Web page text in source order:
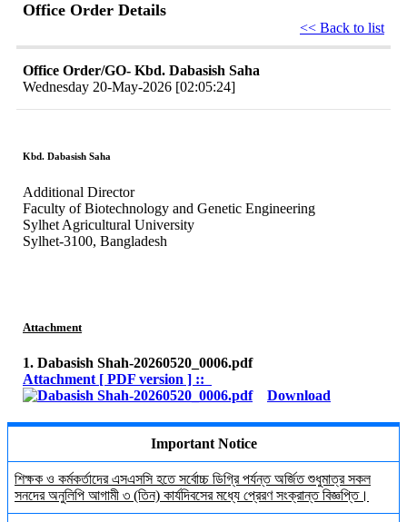
Office Order Details
<< Back to list
Office Order/GO- Kbd. Dabasish Saha
Wednesday 20-May-2026 [02:05:24]
Kbd. Dabasish Saha
Additional Director
Faculty of Biotechnology and Genetic Engineering
Sylhet Agricultural University
Sylhet-3100, Bangladesh
Attachment
1. Dabasish Shah-20260520_0006.pdf
Attachment [ PDF version ] ::
Download
Important Notice
শিক্ষক ও কর্মকর্তাদের এসএসসি হতে সর্বোচ্চ ডিগ্রি পর্যন্ত অর্জিত শুধুমাত্র সকল
সনদের অনুলিপি আগামী ৩ (তিন) কার্যদিবসের মধ্যে প্রেরণ সংক্রান্ত বিজ্ঞপ্তি।